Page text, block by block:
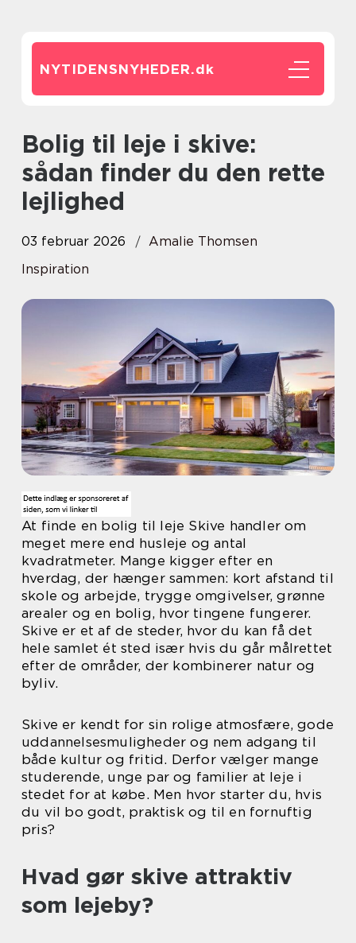
NYTIDENSNYHEDER.dk
Bolig til leje i skive:
sådan finder du den rette
lejlighed
03 februar 2026
Amalie Thomsen
Inspiration
At finde en bolig til leje Skive handler om
meget mere end husleje og antal
kvadratmeter. Mange kigger efter en
hverdag, der hænger sammen: kort afstand til
skole og arbejde, trygge omgivelser, grønne
arealer og en bolig, hvor tingene fungerer.
Skive er et af de steder, hvor du kan få det
hele samlet ét sted især hvis du går målrettet
efter de områder, der kombinerer natur og
byliv.
Skive er kendt for sin rolige atmosfære, gode
uddannelsesmuligheder og nem adgang til
både kultur og fritid. Derfor vælger mange
studerende, unge par og familier at leje i
stedet for at købe. Men hvor starter du, hvis
du vil bo godt, praktisk og til en fornuftig
pris?
Hvad gør skive attraktiv
som lejeby?